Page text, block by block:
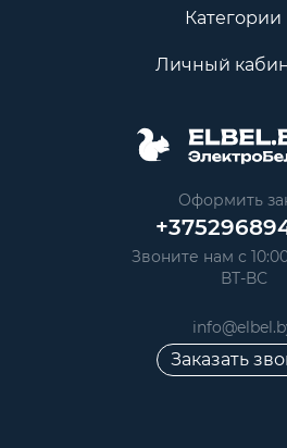
Категории
Личный
Оформить
Звоните нам с
ВТ-ВС
Заказать